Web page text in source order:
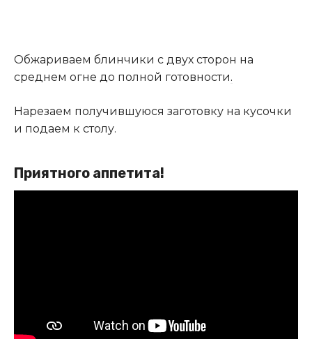
Обжариваем блинчики с двух сторон на
среднем огне до полной готовности.
Нарезаем получившуюся заготовку на кусочки
и подаем к столу.
Приятного аппетита!